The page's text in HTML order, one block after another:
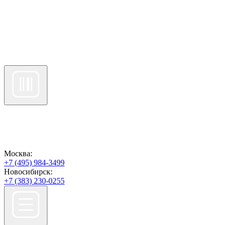
Москва:
+7 (495) 984-3499
Новосибирск:
+7 (383) 230-0255